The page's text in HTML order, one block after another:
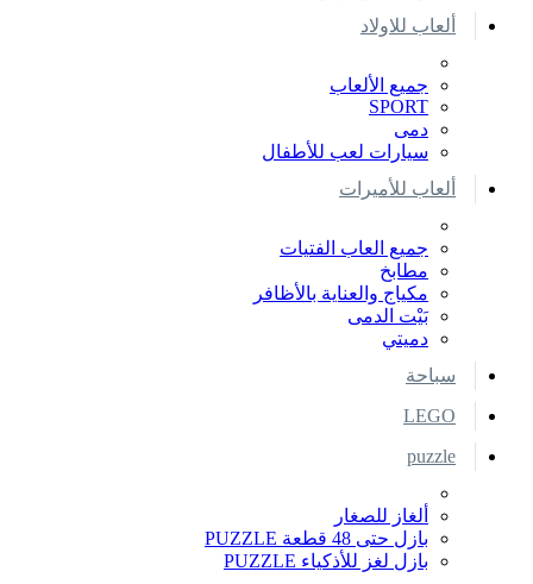
ألعاب للاولاد
جميع الألعاب
SPORT
دمى
سيارات لعب للأطفال
ألعاب للأميرات
جميع العاب الفتيات
مطابخ
مكياج والعناية بالأظافر
بَيْت الدمى
دميتي
سباحة
LEGO
puzzle
ألغاز للصغار
بازل حتى 48 قطعة PUZZLE
بازل لغز للأذكياء PUZZLE